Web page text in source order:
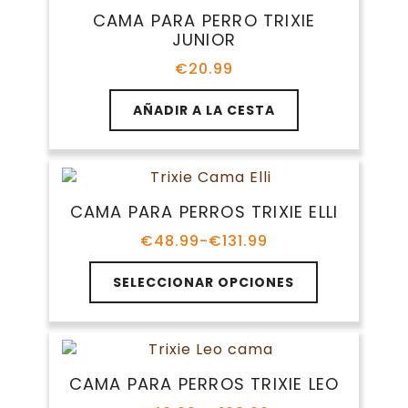
opciones
elegir
página
producto
CAMA PARA PERRO TRIXIE
JUNIOR
€20.99
AÑADIR A LA CESTA
CAMA PARA PERROS TRIXIE ELLI
€48.99-€131.99
Rango
de
precios:
desde
€48.99
hasta
€131.99
SELECCIONAR OPCIONES
Este
producto
tiene
múltiples
variantes.
opciones
CAMA PARA PERROS TRIXIE LEO